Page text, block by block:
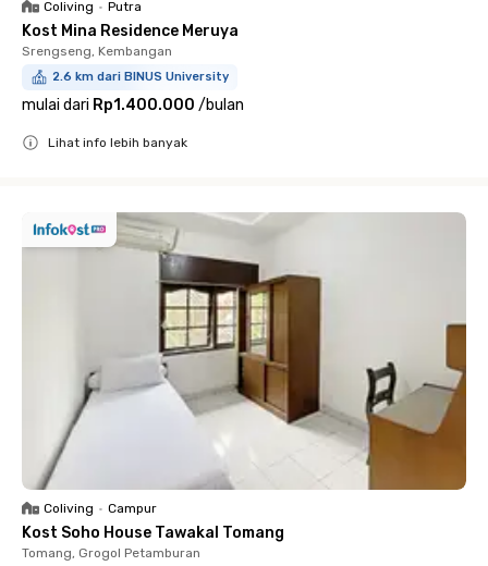
Coliving • Putra
Kost Mina Residence Meruya
Srengseng, Kembangan
2.6 km dari BINUS University
mulai dari Rp1.400.000 /bulan
Lihat info lebih banyak
Coliving • Campur
Kost Soho House Tawakal Tomang
Tomang, Grogol Petamburan